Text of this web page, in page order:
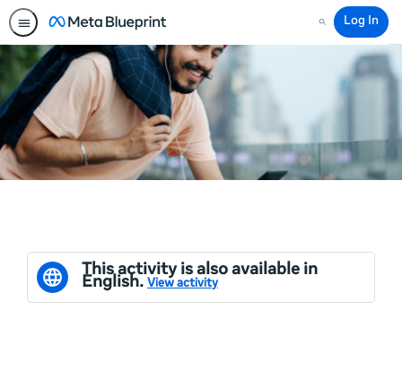
Search
Log In
This activity is also available in
English. View activity